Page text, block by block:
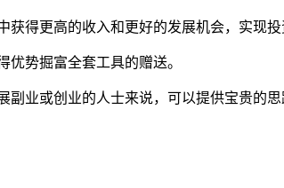
得更高的收入和更好的发展机会，实现投
势掘富全套工具的赠送。
业或创业的人士来说，可以提供宝贵的思